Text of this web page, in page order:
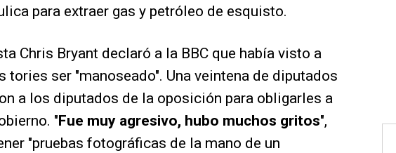
para extraer gas y petróleo de esquisto.
Chris Bryant declaró a la BBC que había visto a
tories ser "manoseado". Una veintena de diputados
a los diputados de la oposición para obligarles a
" Fue muy agresivo, hubo muchos gritos",
"pruebas fotográficas de la mano de un